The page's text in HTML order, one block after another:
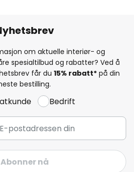
om aktuelle interiør- og
spesialtilbud og rabatter? Ved å
får du 15% rabatt* på din
bestilling.
Bedrift
Abonner nå